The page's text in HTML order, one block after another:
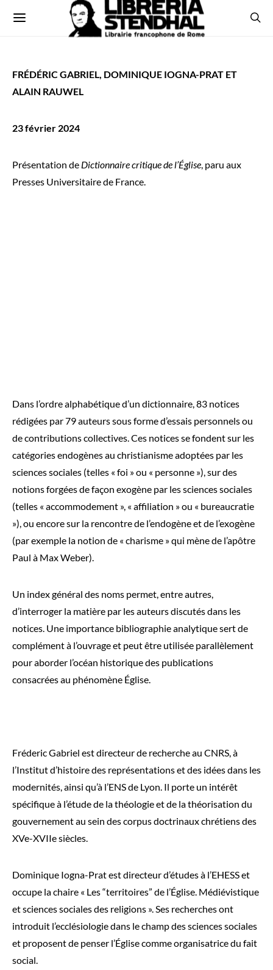
FRÉDÉRIC GABRIEL, DOMINIQUE IOGNA-PRAT ET
ALAIN RAUWEL
23 février 2024
Présentation de Dictionnaire critique de l’Église, paru aux
Presses Universitaire de France.
Dans l’ordre alphabétique d’un dictionnaire, 83 notices
rédigées par 79 auteurs sous forme d’essais personnels ou
de contributions collectives. Ces notices se fondent sur les
catégories endogènes au christianisme adoptées par les
sciences sociales (telles « foi » ou « personne »), sur des
notions forgées de façon exogène par les sciences sociales
(telles « accommodement », « affiliation » ou « bureaucratie
»), ou encore sur la rencontre de l’endogène et de l’exogène
(par exemple la notion de « charisme » qui mène de l’apôtre
Paul à Max Weber).
Un index général des noms permet, entre autres,
d’interroger la matière par les auteurs discutés dans les
notices. Une importance bibliographie analytique sert de
complément à l’ouvrage et peut être utilisée parallèlement
pour aborder l’océan historique des publications
consacrées au phénomène Église.
Fréderic Gabriel est directeur de recherche au CNRS, à
l’Institut d’histoire des représentations et des idées dans les
modernités, ainsi qu’à l’ENS de Lyon. Il porte un intérêt
spécifique à l’étude de la théologie et de la théorisation du
gouvernement au sein des corpus doctrinaux chrétiens des
XVe-XVIIe siècles.
Dominique Iogna-Prat est directeur d’études à l’EHESS et
occupe la chaire « Les “territoires” de l’Église. Médiévistique
et sciences sociales des religions ». Ses recherches ont
introduit l’ecclésiologie dans le champ des sciences sociales
et proposent de penser l’Église comme organisatrice du fait
social.